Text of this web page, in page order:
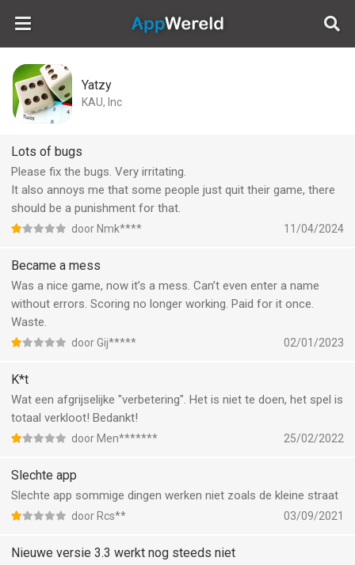
AppWereld
Yatzy
KAU, Inc
Lots of bugs
Please fix the bugs. Very irritating.
It also annoys me that some people just quit their game, there
should be a punishment for that.
door Nmk**** 11/04/2024
Became a mess
Was a nice game, now it’s a mess. Can’t even enter a name
without errors. Scoring no longer working. Paid for it once.
Waste.
door Gij***** 02/01/2023
K*t
Wat een afgrijselijke "verbetering". Het is niet te doen, het spel is
totaal verkloot! Bedankt!
door Men******* 25/02/2022
Slechte app
Slechte app sommige dingen werken niet zoals de kleine straat
door Rcs** 03/09/2021
Nieuwe versie 3.3 werkt nog steeds niet